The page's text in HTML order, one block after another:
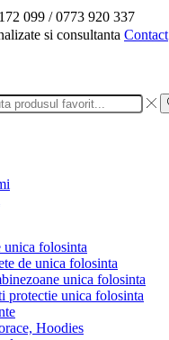
099 / 0773 920 337
si consultanta Contact
folosinta
de unica folosinta
unica folosinta
protectie unica folosinta
Hoodies